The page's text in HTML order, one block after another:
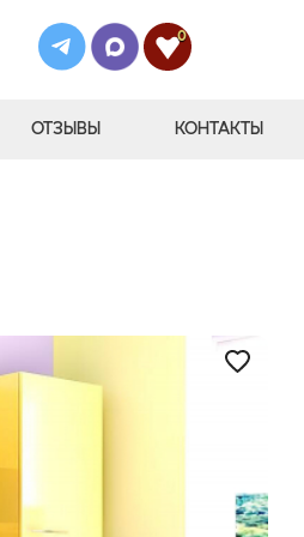
0
ОТЗЫВЫ КОНТАКТЫ